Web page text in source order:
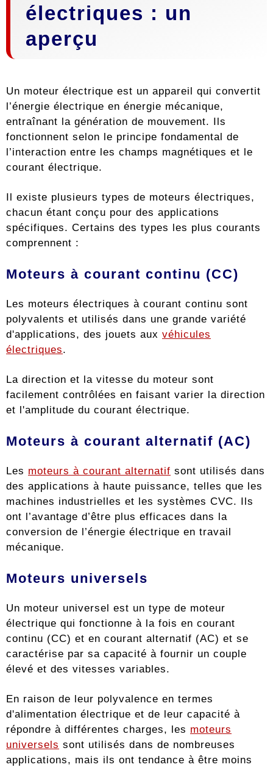
électriques : un
aperçu
Un moteur électrique est un appareil qui convertit
l’énergie électrique en énergie mécanique,
entraînant la génération de mouvement. Ils
fonctionnent selon le principe fondamental de
l’interaction entre les champs magnétiques et le
courant électrique.
Il existe plusieurs types de moteurs électriques,
chacun étant conçu pour des applications
spécifiques. Certains des types les plus courants
comprennent :
Moteurs à courant continu (CC)
Les moteurs électriques à courant continu sont
polyvalents et utilisés dans une grande variété
d'applications, des jouets aux véhicules
électriques.
La direction et la vitesse du moteur sont
facilement contrôlées en faisant varier la direction
et l'amplitude du courant électrique.
Moteurs à courant alternatif (AC)
Les moteurs à courant alternatif sont utilisés dans
des applications à haute puissance, telles que les
machines industrielles et les systèmes CVC. Ils
ont l’avantage d’être plus efficaces dans la
conversion de l’énergie électrique en travail
mécanique.
Moteurs universels
Un moteur universel est un type de moteur
électrique qui fonctionne à la fois en courant
continu (CC) et en courant alternatif (AC) et se
caractérise par sa capacité à fournir un couple
élevé et des vitesses variables.
En raison de leur polyvalence en termes
d'alimentation électrique et de leur capacité à
répondre à différentes charges, les moteurs
universels sont utilisés dans de nombreuses
applications, mais ils ont tendance à être moins